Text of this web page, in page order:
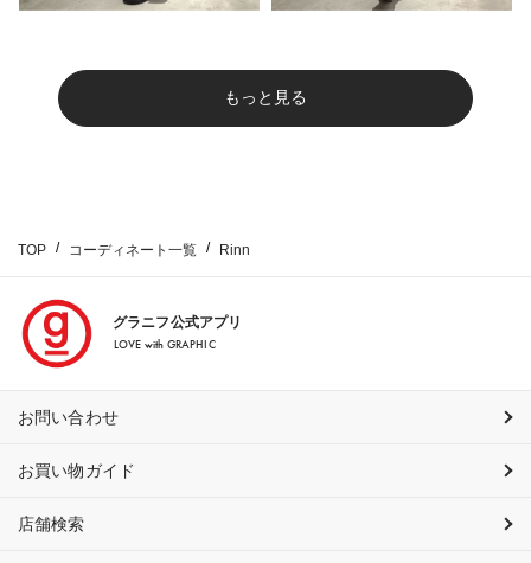
もっと見る
TOP コーディネート一覧 Rinn
グラニフ公式アプリ
LOVE with GRAPHIC
お問い合わせ
お買い物ガイド
店舗検索